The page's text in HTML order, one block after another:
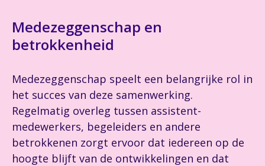
Medezeggenschap en
betrokkenheid
Medezeggenschap speelt een belangrijke rol in
het succes van deze samenwerking.
Regelmatig overleg tussen assistent-
medewerkers, begeleiders en andere
betrokkenen zorgt ervoor dat iedereen op de
hoogte blijft van de ontwikkelingen en dat